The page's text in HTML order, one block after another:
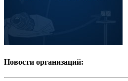
Новости организаций: